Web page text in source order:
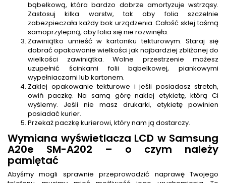
bąbelkową, która bardzo dobrze amortyzuje wstrząsy.
Zastosuj kilka warstw, tak aby folia szczelnie
zabezpieczała każdy bok urządzenia. Całość sklej taśmą
samoprzylepną, aby folia się nie rozwinęła.
Zawiniątko umieść w kartoniku tekturowym. Staraj się
dobrać opakowanie wielkości jak najbardziej zbliżonej do
wielkości zawiniątka. Wolne przestrzenie możesz
uzupełnić ścinkami folii bąbelkowej, piankowymi
wypełniaczami lub kartonem.
Zaklej opakowanie tekturowe i jeśli posiadasz stretch,
owiń paczkę. Na samą górę naklej etykietę, którą Ci
wyślemy. Jeśli nie masz drukarki, etykietę powinien
posiadać kurier.
Przekaż paczkę kurierowi, który nam ją dostarczy.
Wymiana wyświetlacza LCD w Samsung
A20e SM-A202 – o czym należy
pamiętać
Abyśmy mogli sprawnie przeprowadzić naprawę Twojego